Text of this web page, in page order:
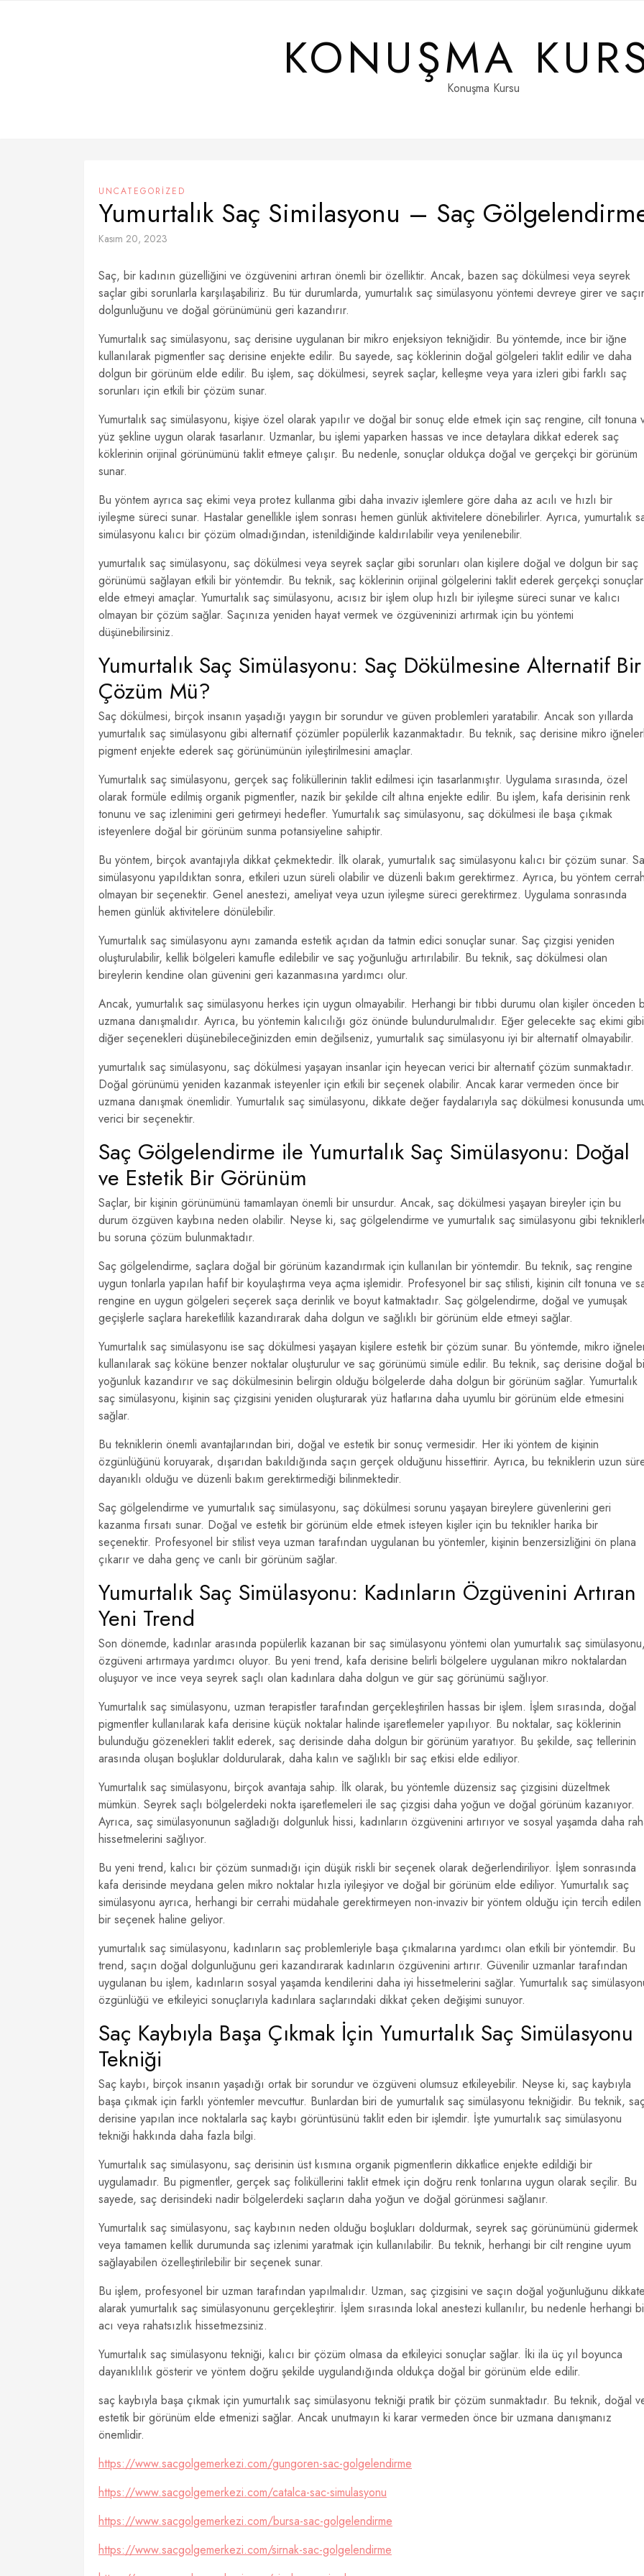
KONUŞMA
Konuşma Kursu
UNCATEGORIZED
Yumurtalık Saç Similasyonu – Saç
Kasım 20, 2023
Saç, bir kadının güzelliğini ve özgüvenini artıran önemli bir özelliktir. Ancak, bazen saç dökülmesi veya seyrek
saçlar gibi sorunlarla karşılaşabiliriz. Bu tür durumlarda, yumurtalık saç simülasyonu yöntemi devreye girer ve
dolgunluğunu ve doğal görünümünü geri kazandırır.
Yumurtalık saç simülasyonu, saç derisine uygulanan bir mikro enjeksiyon tekniğidir. Bu yöntemde, ince bir iğne
kullanılarak pigmentler saç derisine enjekte edilir. Bu sayede, saç köklerinin doğal gölgeleri taklit edilir ve daha
dolgun bir görünüm elde edilir. Bu işlem, saç dökülmesi, seyrek saçlar, kelleşme veya yara izleri gibi farklı saç
sorunları için etkili bir çözüm sunar.
Yumurtalık saç simülasyonu, kişiye özel olarak yapılır ve doğal bir sonuç elde etmek için saç rengine, cilt tonuna
yüz şekline uygun olarak tasarlanır. Uzmanlar, bu işlemi yaparken hassas ve ince detaylara dikkat ederek saç
köklerinin orijinal görünümünü taklit etmeye çalışır. Bu nedenle, sonuçlar oldukça doğal ve gerçekçi bir görünüm
sunar.
Bu yöntem ayrıca saç ekimi veya protez kullanma gibi daha invaziv işlemlere göre daha az acılı ve hızlı bir
iyileşme süreci sunar. Hastalar genellikle işlem sonrası hemen günlük aktivitelere dönebilirler. Ayrıca, yumurtalık
simülasyonu kalıcı bir çözüm olmadığından, istenildiğinde kaldırılabilir veya yenilenebilir.
yumurtalık saç simülasyonu, saç dökülmesi veya seyrek saçlar gibi sorunları olan kişilere doğal ve dolgun bir saç
görünümü sağlayan etkili bir yöntemdir. Bu teknik, saç köklerinin orijinal gölgelerini taklit ederek gerçekçi sonuçlar
elde etmeyi amaçlar. Yumurtalık saç simülasyonu, acısız bir işlem olup hızlı bir iyileşme süreci sunar ve kalıcı
olmayan bir çözüm sağlar. Saçınıza yeniden hayat vermek ve özgüveninizi artırmak için bu yöntemi
düşünebilirsiniz.
Yumurtalık Saç Simülasyonu: Saç Dökülmesine Alternatif Bir
Çözüm Mü?
Saç dökülmesi, birçok insanın yaşadığı yaygın bir sorundur ve güven problemleri yaratabilir. Ancak son yıllarda
yumurtalık saç simülasyonu gibi alternatif çözümler popülerlik kazanmaktadır. Bu teknik, saç derisine mikro
pigment enjekte ederek saç görünümünün iyileştirilmesini amaçlar.
Yumurtalık saç simülasyonu, gerçek saç foliküllerinin taklit edilmesi için tasarlanmıştır. Uygulama sırasında, özel
olarak formüle edilmiş organik pigmentler, nazik bir şekilde cilt altına enjekte edilir. Bu işlem, kafa derisinin renk
tonunu ve saç izlenimini geri getirmeyi hedefler. Yumurtalık saç simülasyonu, saç dökülmesi ile başa çıkmak
isteyenlere doğal bir görünüm sunma potansiyeline sahiptir.
Bu yöntem, birçok avantajıyla dikkat çekmektedir. İlk olarak, yumurtalık saç simülasyonu kalıcı bir çözüm sunar.
simülasyonu yapıldıktan sonra, etkileri uzun süreli olabilir ve düzenli bakım gerektirmez. Ayrıca, bu yöntem
olmayan bir seçenektir. Genel anestezi, ameliyat veya uzun iyileşme süreci gerektirmez. Uygulama sonrasında
hemen günlük aktivitelere dönülebilir.
Yumurtalık saç simülasyonu aynı zamanda estetik açıdan da tatmin edici sonuçlar sunar. Saç çizgisi yeniden
oluşturulabilir, kellik bölgeleri kamufle edilebilir ve saç yoğunluğu artırılabilir. Bu teknik, saç dökülmesi olan
bireylerin kendine olan güvenini geri kazanmasına yardımcı olur.
Ancak, yumurtalık saç simülasyonu herkes için uygun olmayabilir. Herhangi bir tıbbi durumu olan kişiler önceden
uzmana danışmalıdır. Ayrıca, bu yöntemin kalıcılığı göz önünde bulundurulmalıdır. Eğer gelecekte saç ekimi gibi
diğer seçenekleri düşünebileceğinizden emin değilseniz, yumurtalık saç simülasyonu iyi bir alternatif olmayabilir.
yumurtalık saç simülasyonu, saç dökülmesi yaşayan insanlar için heyecan verici bir alternatif çözüm sunmaktadır.
Doğal görünümü yeniden kazanmak isteyenler için etkili bir seçenek olabilir. Ancak karar vermeden önce bir
uzmana danışmak önemlidir. Yumurtalık saç simülasyonu, dikkate değer faydalarıyla saç dökülmesi konusunda
verici bir seçenektir.
Saç Gölgelendirme ile Yumurtalık Saç Simülasyonu: Doğal
ve Estetik Bir Görünüm
Saçlar, bir kişinin görünümünü tamamlayan önemli bir unsurdur. Ancak, saç dökülmesi yaşayan bireyler için bu
durum özgüven kaybına neden olabilir. Neyse ki, saç gölgelendirme ve yumurtalık saç simülasyonu gibi
bu soruna çözüm bulunmaktadır.
Saç gölgelendirme, saçlara doğal bir görünüm kazandırmak için kullanılan bir yöntemdir. Bu teknik, saç rengine
uygun tonlarla yapılan hafif bir koyulaştırma veya açma işlemidir. Profesyonel bir saç stilisti, kişinin cilt tonuna ve
rengine en uygun gölgeleri seçerek saça derinlik ve boyut katmaktadır. Saç gölgelendirme, doğal ve yumuşak
geçişlerle saçlara hareketlilik kazandırarak daha dolgun ve sağlıklı bir görünüm elde etmeyi sağlar.
Yumurtalık saç simülasyonu ise saç dökülmesi yaşayan kişilere estetik bir çözüm sunar. Bu yöntemde, mikro
kullanılarak saç köküne benzer noktalar oluşturulur ve saç görünümü simüle edilir. Bu teknik, saç derisine doğal
yoğunluk kazandırır ve saç dökülmesinin belirgin olduğu bölgelerde daha dolgun bir görünüm sağlar. Yumurtalık
saç simülasyonu, kişinin saç çizgisini yeniden oluşturarak yüz hatlarına daha uyumlu bir görünüm elde etmesini
sağlar.
Bu tekniklerin önemli avantajlarından biri, doğal ve estetik bir sonuç vermesidir. Her iki yöntem de kişinin
özgünlüğünü koruyarak, dışarıdan bakıldığında saçın gerçek olduğunu hissettirir. Ayrıca, bu tekniklerin uzun
dayanıklı olduğu ve düzenli bakım gerektirmediği bilinmektedir.
Saç gölgelendirme ve yumurtalık saç simülasyonu, saç dökülmesi sorunu yaşayan bireylere güvenlerini geri
kazanma fırsatı sunar. Doğal ve estetik bir görünüm elde etmek isteyen kişiler için bu teknikler harika bir
seçenektir. Profesyonel bir stilist veya uzman tarafından uygulanan bu yöntemler, kişinin benzersizliğini ön plana
çıkarır ve daha genç ve canlı bir görünüm sağlar.
Yumurtalık Saç Simülasyonu: Kadınların Özgüvenini Artıran
Yeni Trend
Son dönemde, kadınlar arasında popülerlik kazanan bir saç simülasyonu yöntemi olan yumurtalık saç
özgüveni artırmaya yardımcı oluyor. Bu yeni trend, kafa derisine belirli bölgelere uygulanan mikro noktalardan
oluşuyor ve ince veya seyrek saçlı olan kadınlara daha dolgun ve gür saç görünümü sağlıyor.
Yumurtalık saç simülasyonu, uzman terapistler tarafından gerçekleştirilen hassas bir işlem. İşlem sırasında, doğal
pigmentler kullanılarak kafa derisine küçük noktalar halinde işaretlemeler yapılıyor. Bu noktalar, saç köklerinin
bulunduğu gözenekleri taklit ederek, saç derisinde daha dolgun bir görünüm yaratıyor. Bu şekilde, saç tellerinin
arasında oluşan boşluklar doldurularak, daha kalın ve sağlıklı bir saç etkisi elde ediliyor.
Yumurtalık saç simülasyonu, birçok avantaja sahip. İlk olarak, bu yöntemle düzensiz saç çizgisini düzeltmek
mümkün. Seyrek saçlı bölgelerdeki nokta işaretlemeleri ile saç çizgisi daha yoğun ve doğal görünüm kazanıyor.
Ayrıca, saç simülasyonunun sağladığı dolgunluk hissi, kadınların özgüvenini artırıyor ve sosyal yaşamda daha
hissetmelerini sağlıyor.
Bu yeni trend, kalıcı bir çözüm sunmadığı için düşük riskli bir seçenek olarak değerlendiriliyor. İşlem sonrasında
kafa derisinde meydana gelen mikro noktalar hızla iyileşiyor ve doğal bir görünüm elde ediliyor. Yumurtalık saç
simülasyonu ayrıca, herhangi bir cerrahi müdahale gerektirmeyen non-invaziv bir yöntem olduğu için tercih edilen
bir seçenek haline geliyor.
yumurtalık saç simülasyonu, kadınların saç problemleriyle başa çıkmalarına yardımcı olan etkili bir yöntemdir. Bu
trend, saçın doğal dolgunluğunu geri kazandırarak kadınların özgüvenini artırır. Güvenilir uzmanlar tarafından
uygulanan bu işlem, kadınların sosyal yaşamda kendilerini daha iyi hissetmelerini sağlar. Yumurtalık saç
özgünlüğü ve etkileyici sonuçlarıyla kadınlara saçlarındaki dikkat çeken değişimi sunuyor.
Saç Kaybıyla Başa Çıkmak İçin Yumurtalık Saç Simülasyonu
Tekniği
Saç kaybı, birçok insanın yaşadığı ortak bir sorundur ve özgüveni olumsuz etkileyebilir. Neyse ki, saç kaybıyla
başa çıkmak için farklı yöntemler mevcuttur. Bunlardan biri de yumurtalık saç simülasyonu tekniğidir. Bu teknik,
derisine yapılan ince noktalarla saç kaybı görüntüsünü taklit eden bir işlemdir. İşte yumurtalık saç simülasyonu
tekniği hakkında daha fazla bilgi.
Yumurtalık saç simülasyonu, saç derisinin üst kısmına organik pigmentlerin dikkatlice enjekte edildiği bir
uygulamadır. Bu pigmentler, gerçek saç foliküllerini taklit etmek için doğru renk tonlarına uygun olarak seçilir. Bu
sayede, saç derisindeki nadir bölgelerdeki saçların daha yoğun ve doğal görünmesi sağlanır.
Yumurtalık saç simülasyonu, saç kaybının neden olduğu boşlukları doldurmak, seyrek saç görünümünü gidermek
veya tamamen kellik durumunda saç izlenimi yaratmak için kullanılabilir. Bu teknik, herhangi bir cilt rengine uyum
sağlayabilen özelleştirilebilir bir seçenek sunar.
Bu işlem, profesyonel bir uzman tarafından yapılmalıdır. Uzman, saç çizgisini ve saçın doğal yoğunluğunu
alarak yumurtalık saç simülasyonunu gerçekleştirir. İşlem sırasında lokal anestezi kullanılır, bu nedenle herhangi
acı veya rahatsızlık hissetmezsiniz.
Yumurtalık saç simülasyonu tekniği, kalıcı bir çözüm olmasa da etkileyici sonuçlar sağlar. İki ila üç yıl boyunca
dayanıklılık gösterir ve yöntem doğru şekilde uygulandığında oldukça doğal bir görünüm elde edilir.
saç kaybıyla başa çıkmak için yumurtalık saç simülasyonu tekniği pratik bir çözüm sunmaktadır. Bu teknik, doğal
estetik bir görünüm elde etmenizi sağlar. Ancak unutmayın ki karar vermeden önce bir uzmana danışmanız
önemlidir.
https://www.sacgolgemerkezi.com/gungoren-sac-golgelendirme
https://www.sacgolgemerkezi.com/catalca-sac-simulasyonu
https://www.sacgolgemerkezi.com/bursa-sac-golgelendirme
https://www.sacgolgemerkezi.com/sirnak-sac-golgelendirme